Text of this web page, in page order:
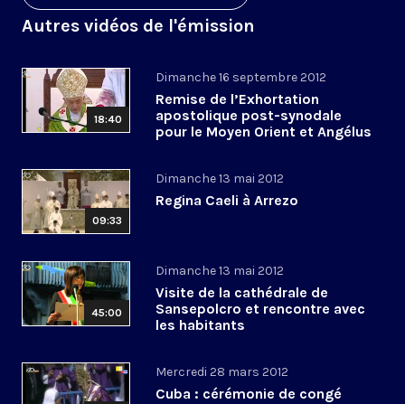
Autres vidéos de l'émission
18:40
Dimanche 16 septembre 2012
Remise de l’Exhortation
apostolique post-synodale
pour le Moyen Orient et Angélus
09:33
Dimanche 13 mai 2012
Regina Caeli à Arrezo
45:00
Dimanche 13 mai 2012
Visite de la cathédrale de
Sansepolcro et rencontre avec
les habitants
Mercredi 28 mars 2012
Cuba : cérémonie de congé